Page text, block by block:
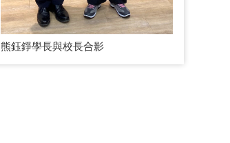
熊鈺錚學長與校長合影